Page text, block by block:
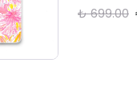
₺ 699.00